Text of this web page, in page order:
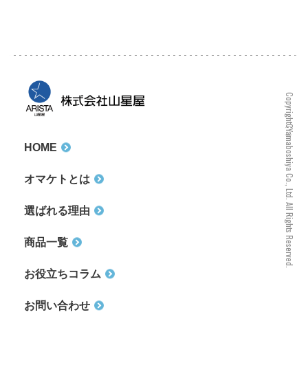
HOME
オマケトとは
選ばれる理由
商品一覧
お役立ちコラム
お問い合わせ
Copyright（C）Yamaboshiya Co., Ltd. All Rights Reserved.